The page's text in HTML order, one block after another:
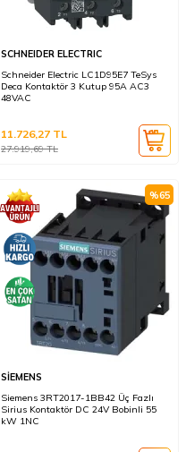
SCHNEIDER ELECTRIC
Schneider Electric LC1D95E7 TeSys
Deca Kontaktör 3 Kutup 95A AC3
48VAC
27.919,69TL
11.726,27 TL
%65
SİEMENS
Siemens 3RT2017-1BB42 Üç Fazlı
Sirius Kontaktör DC 24V Bobinli 55
kW 1NC